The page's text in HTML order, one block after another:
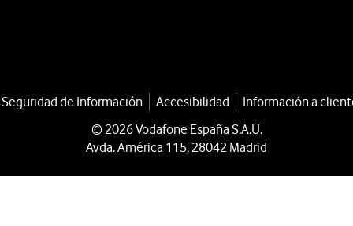
de Información Accesibilidad Información a
© 2026 Vodafone España S.A.U.
Avda. América 115, 28042 Madrid